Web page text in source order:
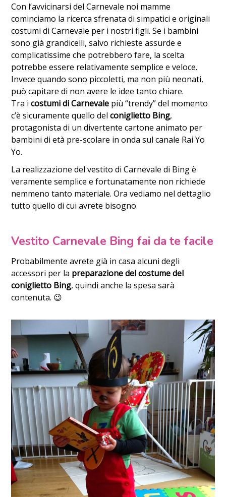
Con l’avvicinarsi del Carnevale noi mamme
cominciamo la ricerca sfrenata di simpatici e originali
costumi di Carnevale per i nostri figli. Se i bambini
sono già grandicelli, salvo richieste assurde e
complicatissime che potrebbero fare, la scelta
potrebbe essere relativamente semplice e veloce.
Invece quando sono piccoletti, ma non più neonati,
può capitare di non avere le idee tanto chiare.
Tra icostumi di Carnevale più “trendy” del momento
c’è sicuramente quello delconiglietto Bing,
protagonista di un divertente cartone animato per
bambini di età pre-scolare in onda sul canale Rai Yo
Yo.
La realizzazione del vestito di Carnevale di Bing è
veramente semplice e fortunatamente non richiede
nemmeno tanto materiale. Ora vediamo nel dettaglio
tutto quello di cui avrete bisogno.
Vestito Carnevale Bing fai da te facile
Probabilmente avrete già in casa alcuni degli
accessori per la preparazione del costume del
coniglietto Bing, quindi anche la spesa sarà
contenuta. 😉